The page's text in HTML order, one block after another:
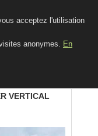
acceptez l'utilisation
anonymes. En
VERTICAL